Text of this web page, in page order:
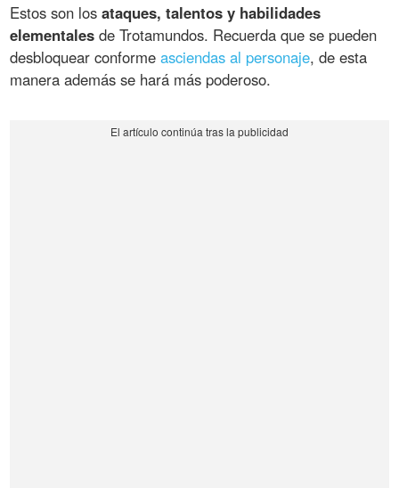
Estos son losataques, talentos y habilidades
elementales de Trotamundos. Recuerda que se pueden
desbloquear conformeasciendas al personaje, de esta
manera además se hará más poderoso.